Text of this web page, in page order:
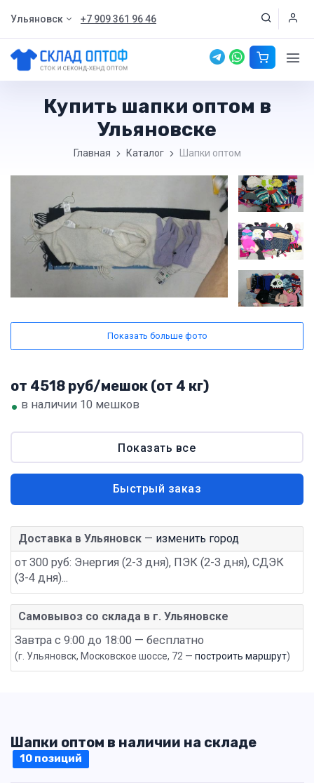
Ульяновск +7 909 361 96 46
Купить шапки оптом в
Ульяновске
Главная Каталог Шапки оптом
Показать больше фото
от 4518 руб/мешок (от 4 кг)
• в наличии 10 мешков
Показать все
Быстрый заказ
Доставка в Ульяновск — изменить город
от 300 руб: Энергия (2-3 дня), ПЭК (2-3 дня), СДЭК
(3-4 дня)...
Самовывоз со склада в г. Ульяновске
Завтра с 9:00 до 18:00 — бесплатно
(г. Ульяновск, Московское шоссе, 72 — построить маршрут)
Шапки оптом в наличии на складе
10 позиций